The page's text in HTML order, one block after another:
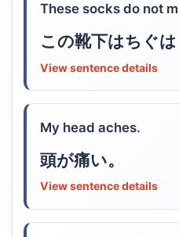
These socks do not
この靴下はちぐは
View sentence details
My head aches.
頭が痛い。
View sentence details